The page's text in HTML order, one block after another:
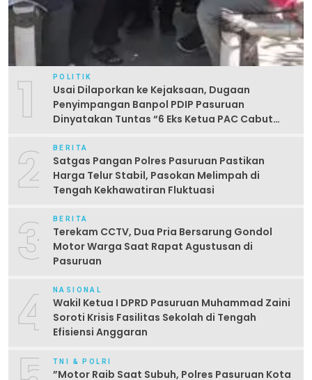
1 POLITIK
Usai Dilaporkan ke Kejaksaan, Dugaan
Penyimpangan Banpol PDIP Pasuruan
Dinyatakan Tuntas “6 Eks Ketua PAC Cabut
2 BERITA
Satgas Pangan Polres Pasuruan Pastikan
Harga Telur Stabil, Pasokan Melimpah di
Tengah Kekhawatiran Fluktuasi
3 BERITA
Terekam CCTV, Dua Pria Bersarung Gondol
Motor Warga Saat Rapat Agustusan di
Pasuruan
4 NASIONAL
Wakil Ketua I DPRD Pasuruan Muhammad Zaini
Soroti Krisis Fasilitas Sekolah di Tengah
Efisiensi Anggaran
TNI & POLRI
‎”Motor Raib Saat Subuh, Polres Pasuruan Kota